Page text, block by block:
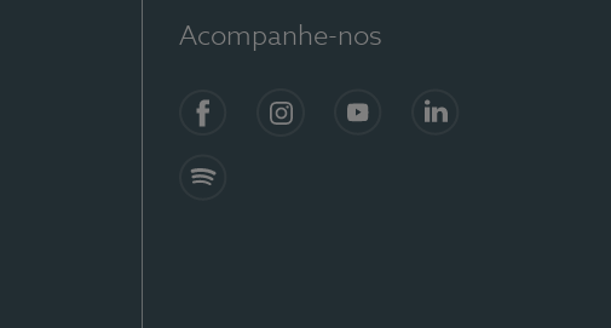
Acompanhe-nos